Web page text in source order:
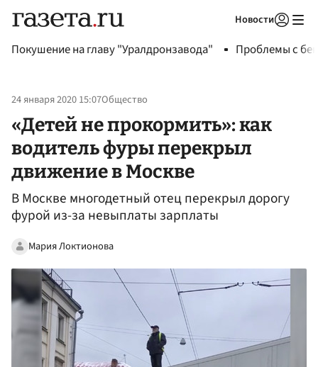
Новости
Покушение на главу "Уралдронзавода" Проблемы с
24 января 2020 15:07Общество
«Детей не прокормить»: как
водитель фуры перекрыл
движение в Москве
В Москве многодетный отец перекрыл дорогу
фурой из-за невыплаты зарплаты
Мария Локтионова